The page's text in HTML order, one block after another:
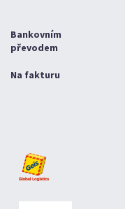
Bankovním
převodem
Na fakturu